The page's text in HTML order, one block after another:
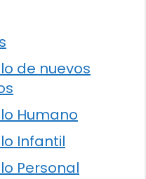
de nuevos
Humano
Infantil
Personal